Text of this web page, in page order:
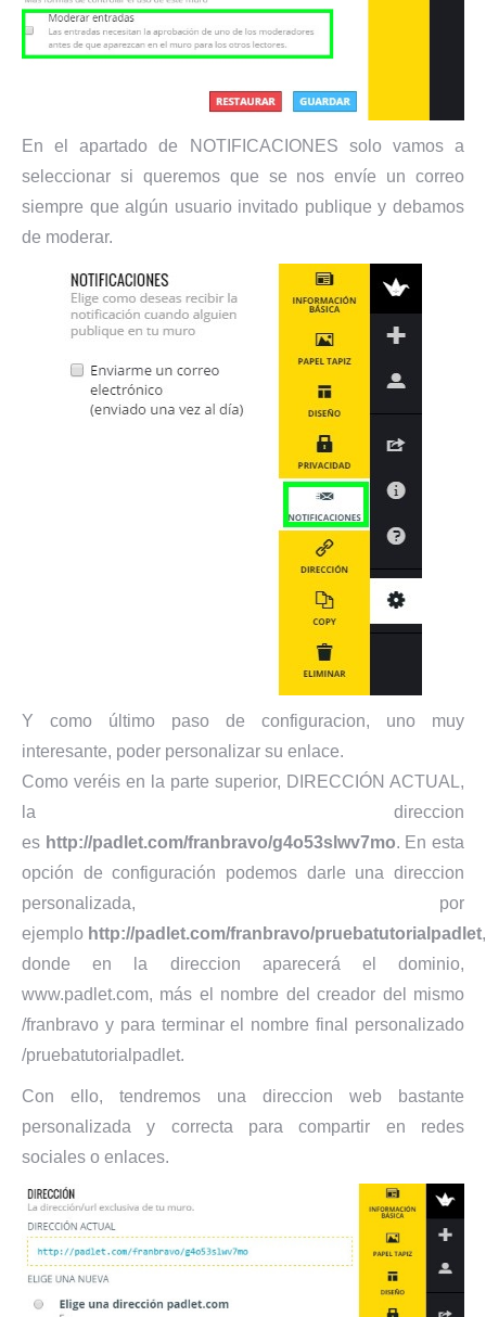
En el apartado de NOTIFICACIONES solo vamos a
seleccionar si queremos que se nos envíe un correo
siempre que algún usuario invitado publique y debamos
de moderar.
Y como último paso de configuracion, uno muy
interesante, poder personalizar su enlace.
Como veréis en la parte superior, DIRECCIÓN ACTUAL,
la direccion
es http://padlet.com/franbravo/g4o53slwv7mo. En esta
opción de configuración podemos darle una direccion
personalizada, por
ejemplo http://padlet.com/franbravo/pruebatutorialpadlet,
donde en la direccion aparecerá el dominio,
www.padlet.com, más el nombre del creador del mismo
/franbravo y para terminar el nombre final personalizado
/pruebatutorialpadlet.
Con ello, tendremos una direccion web bastante
personalizada y correcta para compartir en redes
sociales o enlaces.